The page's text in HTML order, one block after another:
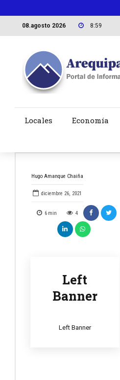
08.agosto 2026 8:59
Locales Economía
Hugo Amanque Chaiña
diciembre 26, 2021
6 min 4
Left
Banner
Left Banner